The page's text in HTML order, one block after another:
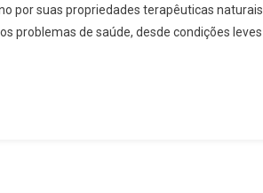
por suas propriedades terapêuticas naturais.
problemas de saúde, desde condições leves